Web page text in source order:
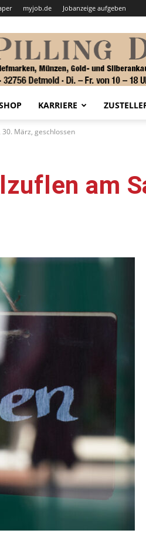
myjob.de Jobanzeige aufgeben
KARRIERE
März, geschlossen
am